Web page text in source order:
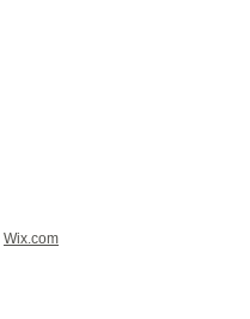
Wix.com